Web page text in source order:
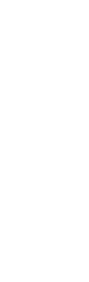
Vrste